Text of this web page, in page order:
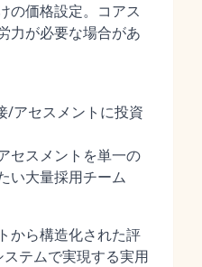
の価格設定。コアス
力が必要な場合があ
/アセスメントに投資
セスメントを単一の
い大量採用チーム
から構造化された評
テムで実現する実用